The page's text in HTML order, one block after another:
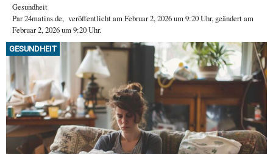
Gesundheit
Par24matins.de, veröffentlicht amFebruar 2, 2026um 9:20 Uhr, geändert am
Februar 2, 2026 um 9:20 Uhr.
GESUNDHEIT